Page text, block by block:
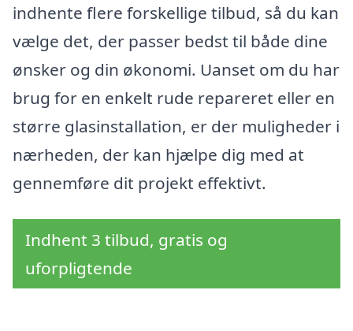
indhente flere forskellige tilbud, så du kan
vælge det, der passer bedst til både dine
ønsker og din økonomi. Uanset om du har
brug for en enkelt rude repareret eller en
større glasinstallation, er der muligheder i
nærheden, der kan hjælpe dig med at
gennemføre dit projekt effektivt.
Indhent 3 tilbud, gratis og
uforpligtende